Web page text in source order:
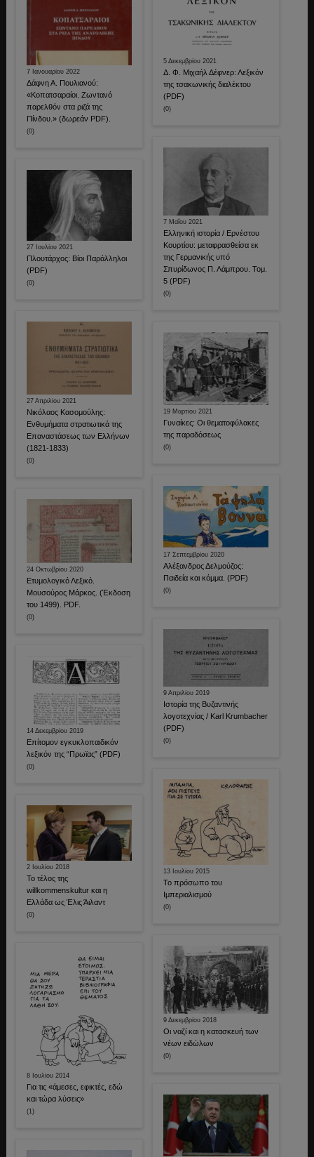
7 Ιανουαρίου 2022
Δάφνη Α. Πουλιανού:
«Κοπατσαραίοι. Ζωντανό
παρελθόν στα ριζά της
Πίνδου.» (δωρεάν PDF).
(0)
27 Ιουλίου 2021
Πλουτάρχος: Βίοι Παράλληλοι
(PDF)
(0)
27 Απριλίου 2021
Νικόλαος Κασομούλης:
Ενθυμήματα στρατιωτικά της
Επαναστάσεως των Ελλήνων
(1821-1833)
(0)
24 Οκτωβρίου 2020
Ετυμολογικό Λεξικό.
Μουσούρος Μάρκος. (Έκδοση
του 1499). PDF.
(0)
14 Δεκεμβρίου 2019
Επίτομον εγκυκλοπαιδικόν
λεξικόν της “Πρωϊας” (PDF)
(0)
2 Ιουλίου 2018
Το τέλος της
willkommenskultur και η
Ελλάδα ως Έλις Άιλαντ
(0)
8 Ιουλίου 2014
Για τις «άμεσες, εφικτές, εδώ
και τώρα λύσεις»
(1)
5 Δεκεμβρίου 2021
Δ. Φ. Μιχαήλ Δέφνερ: Λεξικόν
της τσακωνικής διαλέκτου
(PDF)
(0)
7 Μαΐου 2021
Ελληνική ιστορία / Ερνέστου
Κουρτίου: μεταφρασθείσα εκ
της Γερμανικής υπό
Σπυρίδωνος Π. Λάμπρου. Τομ.
5 (PDF)
(0)
19 Μαρτίου 2021
Γυναίκες: Οι θεματοφύλακες
της παραδόσεως
(0)
17 Σεπτεμβρίου 2020
Αλέξανδρος Δελμούζος:
Παιδεία και κόμμα. (PDF)
(0)
9 Απριλίου 2019
Ιστορία της Βυζαντινής
λογοτεχνίας / Karl Krumbacher
(PDF)
(0)
13 Ιουλίου 2015
Το πρόσωπο του
Ιμπεριαλισμού
(0)
9 Δεκεμβρίου 2018
Οι ναζί και η κατασκευή των
νέων ειδώλων
(0)